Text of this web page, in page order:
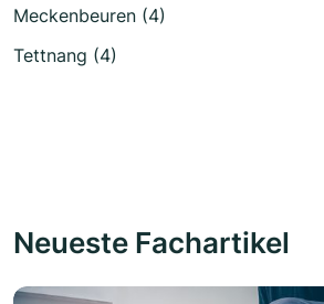
Meckenbeuren (4)
Tettnang (4)
Neueste Fachartikel